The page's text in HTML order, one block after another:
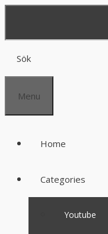
Sök
Menu
Home
Categories
Youtube